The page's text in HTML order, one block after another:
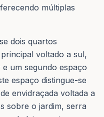
múltiplas
dois quartos
voltado a sul,
um segundo espaço
espaço distingue-se
envidraçada voltada a
sobre o jardim, serra